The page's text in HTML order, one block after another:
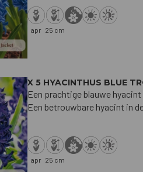
apr 25 cm
X 5 HYACINTHUS BLUE
Een prachtige blauwe
Een betrouwbare hyacint in
apr 25 cm